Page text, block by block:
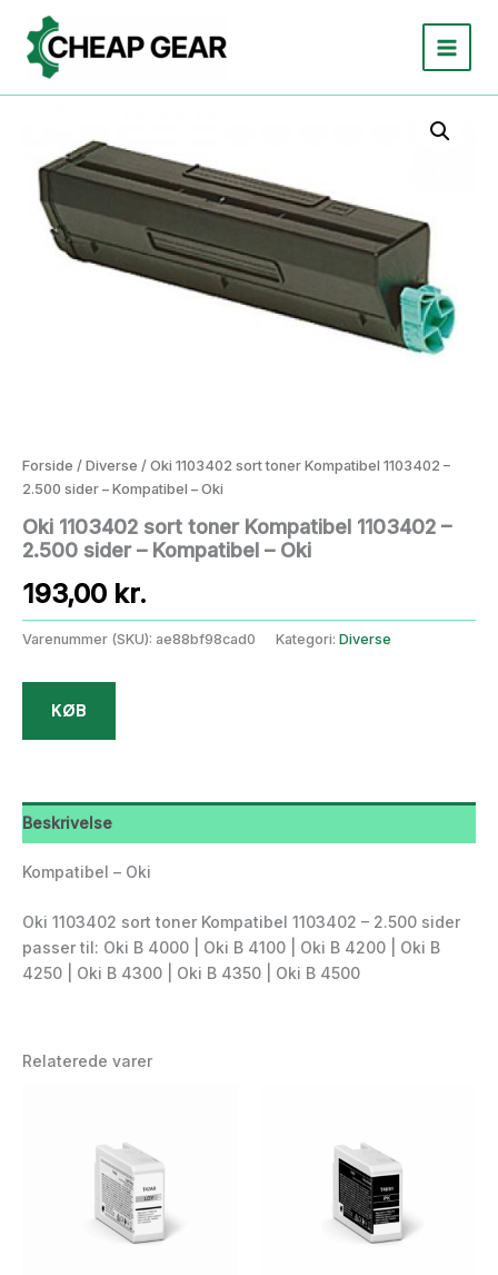
indholdet
Forside / Diverse / Oki 1103402 sort toner Kompatibel 1103402 –
2.500 sider – Kompatibel – Oki
Oki 1103402 sort toner Kompatibel 1103402 –
2.500 sider – Kompatibel – Oki
193,00 kr.
Varenummer (SKU): ae88bf98cad0 Kategori: Diverse
KØB
Beskrivelse
Kompatibel – Oki
Oki 1103402 sort toner Kompatibel 1103402 – 2.500 sider
passer til: Oki B 4000 | Oki B 4100 | Oki B 4200 | Oki B
4250 | Oki B 4300 | Oki B 4350 | Oki B 4500
Relaterede varer